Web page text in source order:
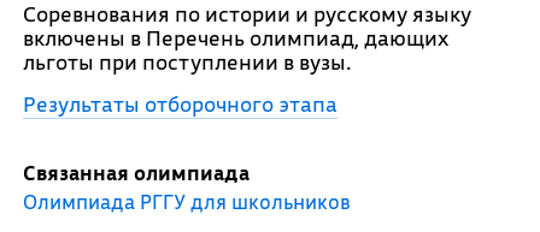
Соревнования по истории и русскому языку
включены в Перечень олимпиад, дающих
льготы при поступлении в вузы.
Результаты отборочного этапа
Связанная олимпиада
Олимпиада РГГУ для школьников